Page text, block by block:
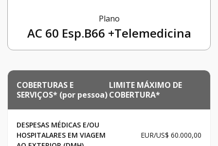
Plano
AC 60 Esp.B66 +Telemedicina
COBERTURAS E
SERVIÇOS* (por pessoa)
LIMITE MÁXIMO DE
COBERTURA*
DESPESAS MÉDICAS E/OU
HOSPITALARES EM VIAGEM
EUR/US$ 60.000,00